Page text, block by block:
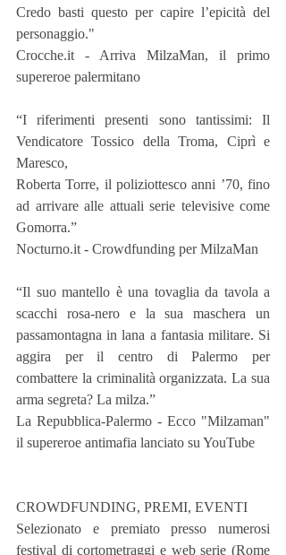
Credo basti questo per capire l’epicità del
personaggio."
Crocche.it - Arriva MilzaMan, il primo
supereroe palermitano
“I riferimenti presenti sono tantissimi: Il
Vendicatore Tossico della Troma, Ciprì e
Maresco,
Roberta Torre, il poliziottesco anni ’70, fino
ad arrivare alle attuali serie televisive come
Gomorra.”
Nocturno.it - Crowdfunding per MilzaMan
“Il suo mantello è una tovaglia da tavola a
scacchi rosa-nero e la sua maschera un
passamontagna in lana a fantasia militare. Si
aggira per il centro di Palermo per
combattere la criminalità organizzata. La sua
arma segreta? La milza.”
La Repubblica-Palermo - Ecco "Milzaman"
il supereroe antimafia lanciato su YouTube
CROWDFUNDING, PREMI, EVENTI
Selezionato e premiato presso numerosi
festival di cortometraggi e web serie (Rome